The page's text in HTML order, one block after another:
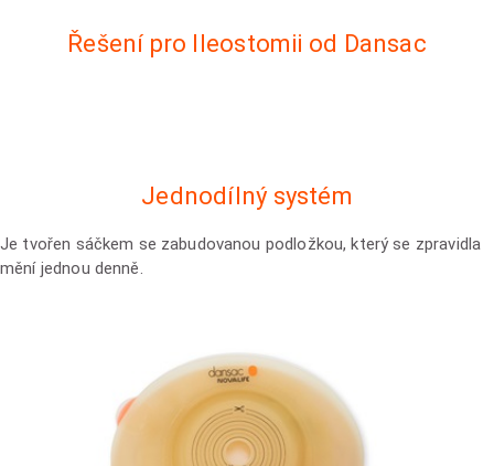
Řešení pro Ileostomii od Dansac
Jednodílný systém
Je tvořen sáčkem se zabudovanou podložkou, který se zpravidla
mění jednou denně.